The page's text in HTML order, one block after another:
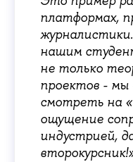
платформах,
нашим
не только
проектов -
смотреть на
ощущение
индустрией,